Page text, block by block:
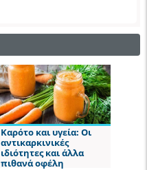
Καρότο και υγεία: Οι
αντικαρκινικές
ιδιότητες και άλλα
πιθανά οφέλη